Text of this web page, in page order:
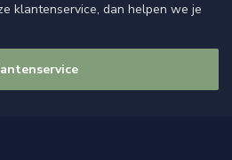
klantenservice, dan helpen we je